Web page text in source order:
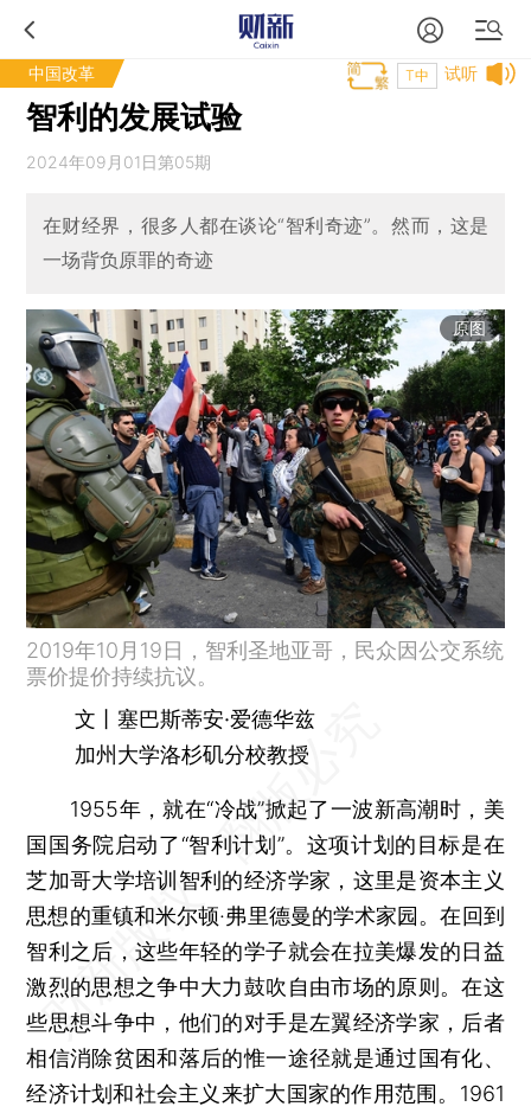
中国改革 试听
T中
智利的发展试验
2024年09月01日第05期
在财经界，很多人都在谈论“智利奇迹”。然而，这是
一场背负原罪的奇迹
原图
2019年10月19日，智利圣地亚哥，民众因公交系统
票价提价持续抗议。
文丨塞巴斯蒂安·爱德华兹
加州大学洛杉矶分校教授
1955年，就在“冷战”掀起了一波新高潮时，美
国国务院启动了“智利计划”。这项计划的目标是在
芝加哥大学培训智利的经济学家，这里是资本主义
思想的重镇和米尔顿·弗里德曼的学术家园。在回到
智利之后，这些年轻的学子就会在拉美爆发的日益
激烈的思想之争中大力鼓吹自由市场的原则。在这
些思想斗争中，他们的对手是左翼经济学家，后者
相信消除贫困和落后的惟一途径就是通过国有化、
经济计划和社会主义来扩大国家的作用范围。1961